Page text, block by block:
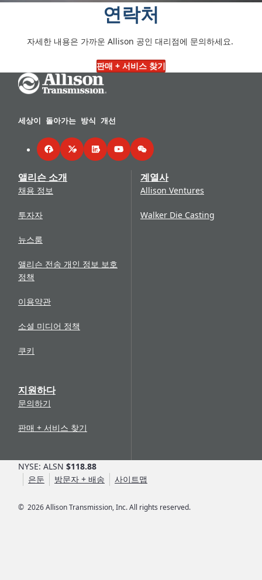
연락처
자세한 내용은 가까운 Allison 공인 대리점에 문의하세요.
판매 + 서비스 찾기
Go Home
세상이 돌아가는 방식 개선
FacebookTwitterLinkedInYouTubeWeChat
앨리슨 소개
채용 정보
투자자
뉴스룸
앨리슨 전송 개인 정보 보호
정책
이용약관
소셜 미디어 정책
쿠키
지원하다
문의하기
판매 + 서비스 찾기
계열사
Allison Ventures
Walker Die Casting
© 2026Allison Transmission, Inc. All rights reserved.
NYSE: ALSN $118.88
은둔
방문자 + 배송 사이트맵